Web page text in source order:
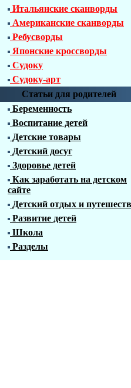
Итальянские сканворды
Американские сканворды
Ребусворды
Японские кроссворды
Судоку
Судоку-арт
Статьи для родителей
Беременность
Воспитание детей
Детские товары
Детский досуг
Здоровье детей
Как заработать на детском
сайте
Детский отдых и
Развитие детей
Школа
Разделы